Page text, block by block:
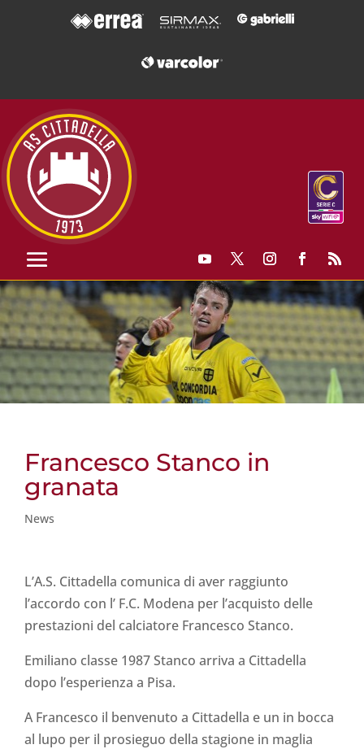
Francesco Stanco in
granata
News
L’A.S. Cittadella comunica di aver raggiunto
l’accordo con l’ F.C. Modena per l’acquisto delle
prestazioni del calciatore Francesco Stanco.
Emiliano classe 1987 Stanco arriva a Cittadella
dopo l’esperienza a Pisa.
A Francesco il benvenuto a Cittadella e un in bocca
al lupo per il prosieguo della stagione in maglia